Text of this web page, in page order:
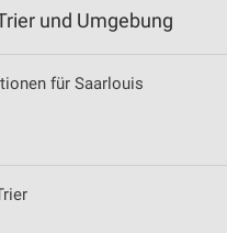
und Umgebung
für Saarlouis